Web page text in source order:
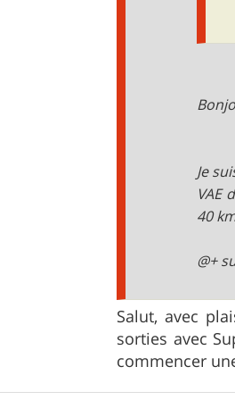
Je
VAE
40
@+
Salut, avec
sorties avec
commencer